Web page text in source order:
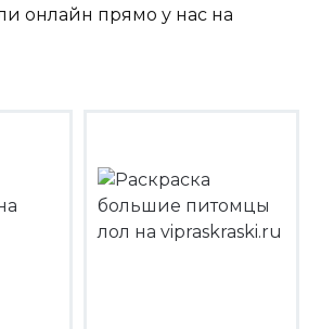
онлайн прямо у нас на